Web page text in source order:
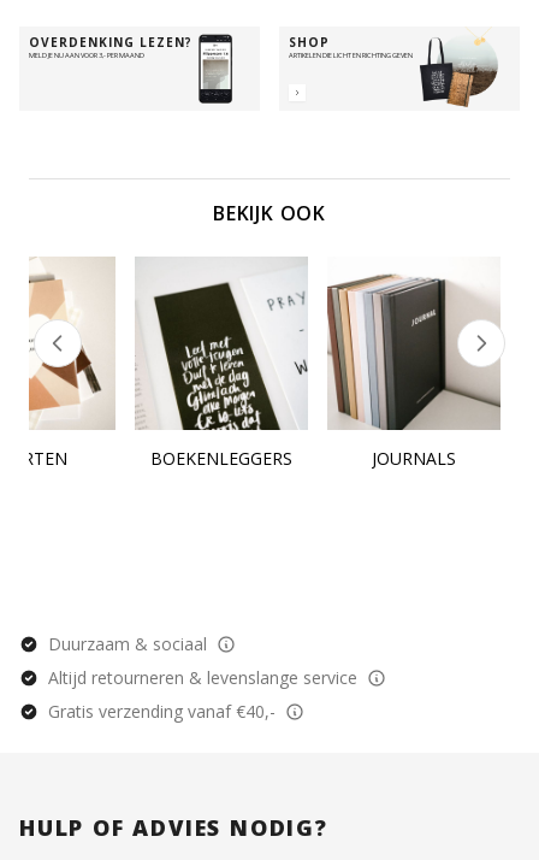
OVERDENKING LEZEN?
MELD JE NU AAN VOOR 3,- PER MAAND
SHOP
ARTIKELEN DIE LICHT EN RICHTING GEVEN
BEKIJK OOK
BOEKENLEGGERS JOURNALS
Duurzaam & sociaal
Altijd retourneren & levenslange service
Gratis verzending vanaf €40,-
HULP OF ADVIES NODIG?